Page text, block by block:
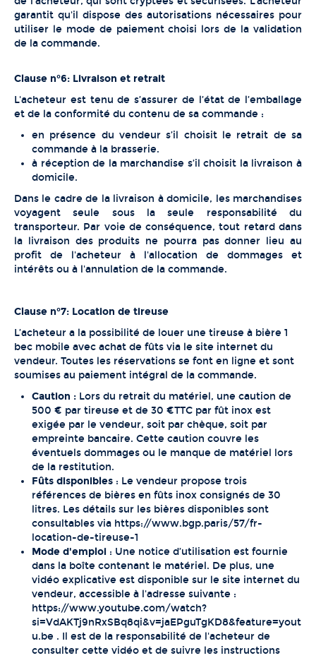
garantit qu'il dispose des autorisations nécessaires pour
utiliser le mode de paiement choisi lors de la validation
de la commande.
Clause n°6: Livraison et retrait
L'acheteur est tenu de s’assurer de l’état de l’emballage
et de la conformité du contenu de sa commande :
en présence du vendeur s’il choisit le retrait de sa
commande à la brasserie.
à réception de la marchandise s’il choisit la livraison à
domicile.
Dans le cadre de la livraison à domicile, les marchandises
voyagent seule sous la seule responsabilité du
transporteur. Par voie de conséquence, tout retard dans
la livraison des produits ne pourra pas donner lieu au
profit de l'acheteur à l'allocation de dommages et
intérêts ou à l'annulation de la commande.
Clause n°7: Location de tireuse
L’acheteur a la possibilité de louer une tireuse à bière 1
bec mobile avec achat de fûts via le site internet du
vendeur. Toutes les réservations se font en ligne et sont
soumises au paiement intégral de la commande.
Caution : Lors du retrait du matériel, une caution de
500 € par tireuse et de 30 €TTC par fût inox est
exigée par le vendeur, soit par chèque, soit par
empreinte bancaire. Cette caution couvre les
éventuels dommages ou le manque de matériel lors
de la restitution.
Fûts disponibles : Le vendeur propose trois
références de bières en fûts inox consignés de 30
litres. Les détails sur les bières disponibles sont
consultables via https://www.bgp.paris/57/fr-
location-de-tireuse-1
Mode d'emploi : Une notice d’utilisation est fournie
dans la boîte contenant le matériel. De plus, une
vidéo explicative est disponible sur le site internet du
vendeur, accessible à l'adresse suivante :
https://www.youtube.com/watch?
si=VdAKTj9nRxSBq8qi&v=jaEPguTgKD8&feature=yout
u.be . Il est de la responsabilité de l'acheteur de
consulter cette vidéo et de suivre les instructions